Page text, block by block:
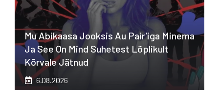
Mu Abikaasa Jooksis Au Pair’iga Minema
Ja See On Mind Suhetest Lõplikult
Kõrvale Jätnud
6.08.2026